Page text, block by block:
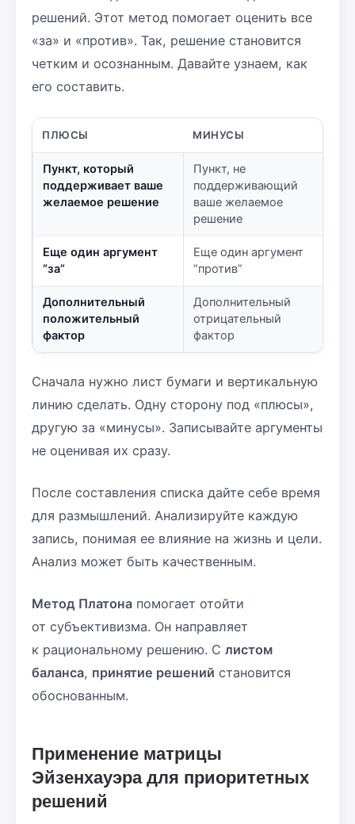
решений. Этот метод помогает оценить все
«за» и «против». Так, решение становится
четким и осознанным. Давайте узнаем, как
его составить.
ПЛЮСЫ МИНУСЫ
Пункт, который
поддерживает ваше
желаемое решение
Пункт, не
поддерживающий
ваше желаемое
решение
Еще один аргумент
“за”
Еще один аргумент
“против”
Дополнительный
положительный
фактор
Дополнительный
отрицательный
фактор
Сначала нужно лист бумаги и вертикальную
линию сделать. Одну сторону под «плюсы»,
другую за «минусы». Записывайте аргументы
не оценивая их сразу.
После составления списка дайте себе время
для размышлений. Анализируйте каждую
запись, понимая ее влияние на жизнь и цели.
Анализ может быть качественным.
Метод Платона помогает отойти
от субъективизма. Он направляет
к рациональному решению. С листом
баланса, принятие решений становится
обоснованным.
Применение матрицы
Эйзенхауэра для приоритетных
решений